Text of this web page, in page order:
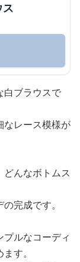
白ブラウスで
なレース模様が
んなボトムス
完成です。
ルなコーディ
す。